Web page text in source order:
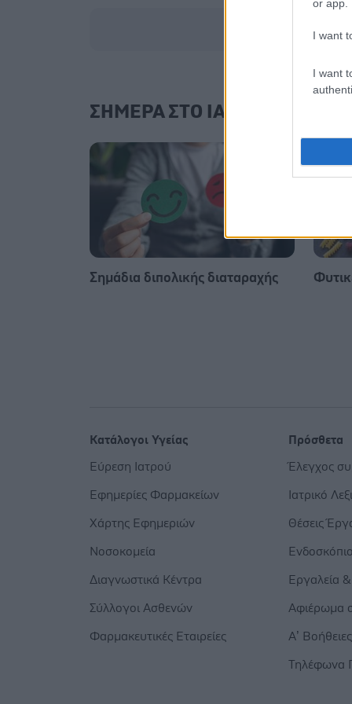
or app.
I want
I want
ΣΗΜΕΡΑ ΣΤΟ IATRONET.GR
Σημάδια διπολικής διαταραχής
Κατάλογοι Υγείας
Εύρεση Ιατρού
Εφημερίες Φαρμακείων
Χάρτης Εφημεριών
Νοσοκομεία
Διαγνωστικά Κέντρα
Σύλλογοι Ασθενών
Φαρμακευτικές Εταιρείες
Πρόσθετα
Έλεγχος
Ιατρικό
Θέσεις
Ενδοσκόπιο
Εργαλεία
Αφιέρωμα
Α’ Βοήθειες
Τηλέφωνα